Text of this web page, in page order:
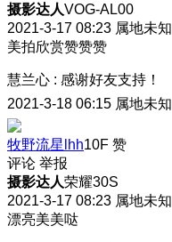
摄影达人VOG-AL00
2021-3-17 08:23 属地未知
美拍欣赏赞赞赞
慧兰心 : 感谢好友支持！
2021-3-18 06:15 属地未知
牧野流星lhh10F 赞
评论 举报
摄影达人荣耀30S
2021-3-17 08:23 属地未知
漂亮美美哒